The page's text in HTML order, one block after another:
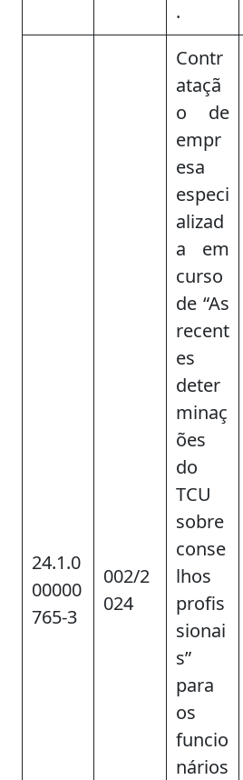
.
24.1.0
00000
765-3
002/2
024
Contr
ataçã
o de
empr
esa
especi
alizad
a em
curso
de “As
recent
es
deter
minaç
ões
do
TCU
sobre
conse
lhos
profis
sionai
s”
para
os
funcio
nários